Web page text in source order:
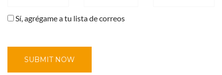
Sí, agrégame a tu lista de correos